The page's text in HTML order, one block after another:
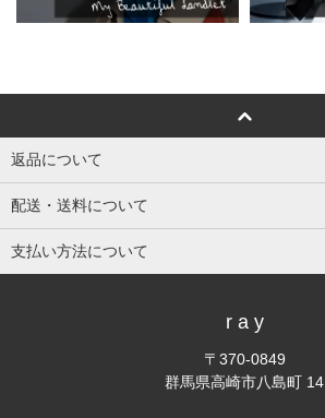
返品について
配送・送料について
支払い方法について
r a y
〒370-0849
群馬県高崎市八島町 14